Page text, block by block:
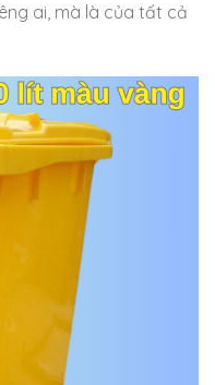
ai, mà là của tất cả